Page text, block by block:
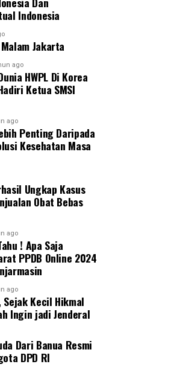
Indonesia
Jakarta
ago
HWPL Di Korea
Ketua SMSI
ago
Penting Daripada
Kesehatan Masa
Ungkap Kasus
Obat Bebas
ago
! Apa Saja
PPDB Online 2024
ago
Kecil Hikmal
Ingin jadi Jenderal
Dari Banua Resmi
DPD RI